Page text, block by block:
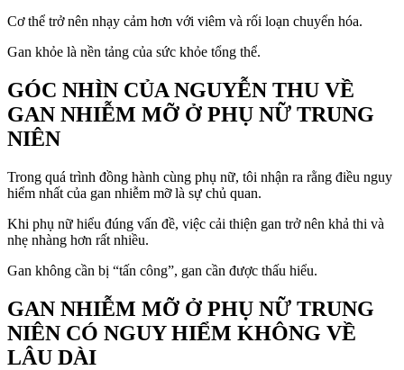
Cơ thể trở nên nhạy cảm hơn với viêm và rối loạn chuyển hóa.
Gan khỏe là nền tảng của sức khỏe tổng thể.
GÓC NHÌN CỦA NGUYỄN THU VỀ
GAN NHIỄM MỠ Ở PHỤ NỮ TRUNG
NIÊN
Trong quá trình đồng hành cùng phụ nữ, tôi nhận ra rằng điều nguy
hiểm nhất của gan nhiễm mỡ là sự chủ quan.
Khi phụ nữ hiểu đúng vấn đề, việc cải thiện gan trở nên khả thi và
nhẹ nhàng hơn rất nhiều.
Gan không cần bị “tấn công”, gan cần được thấu hiểu.
GAN NHIỄM MỠ Ở PHỤ NỮ TRUNG
NIÊN CÓ NGUY HIỂM KHÔNG VỀ
LÂU DÀI